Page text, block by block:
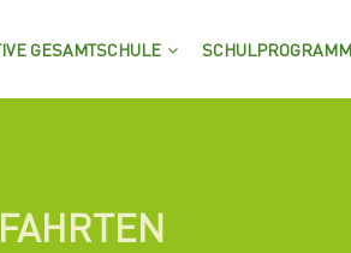
GESAMTSCHULE SCHULPROGRAMM
FAHRTEN